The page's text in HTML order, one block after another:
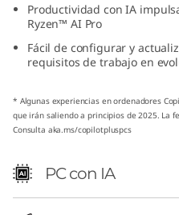
Productividad con IA
Ryzen™ AI Pro
Fácil de configurar y
requisitos de trabajo en
* Algunas experiencias en ordenadores
que irán saliendo a principios de 2025. La
Consulta aka.ms/copilotpluspcs
PC con IA